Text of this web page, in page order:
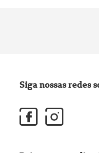
Siga nossas redes